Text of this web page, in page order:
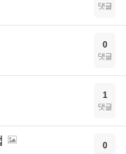
댓글
0
댓글
1
댓글
0